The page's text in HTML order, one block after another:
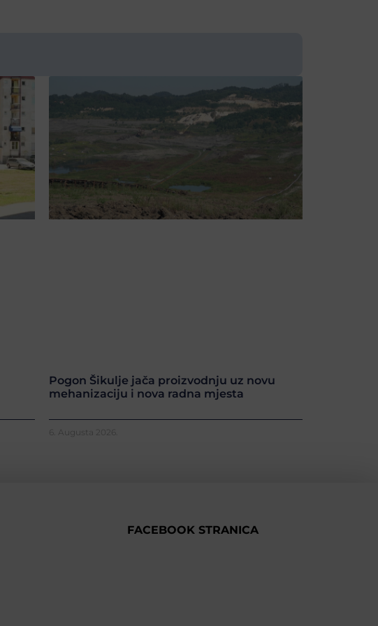
Pogon Šikulje jača proizvodnju uz novu
mehanizaciju i nova radna mjesta
6. Augusta 2026.
FACEBOOK STRANICA